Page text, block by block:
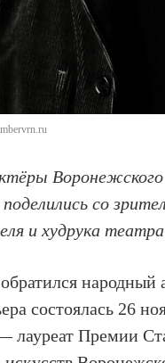
со
и худрука
состоялась 26
лауреат Премии